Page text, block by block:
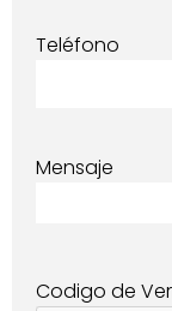
Teléfono
Mensaje
Codigo de